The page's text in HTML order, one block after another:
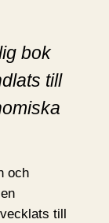
bok
till
och
till